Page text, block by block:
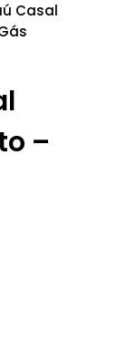
Casal
–